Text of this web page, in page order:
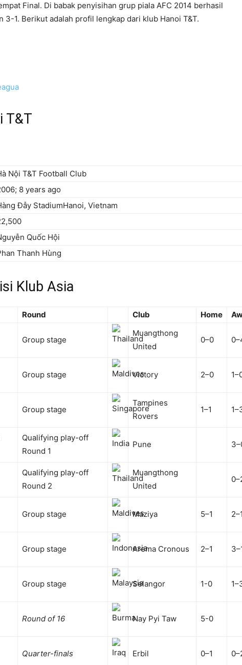
Final. Di babak penyisihan grup piala AFC 2014 berhasil
3-1. Berikut adalah profil lengkap dari klub Hanoi T&T.
T&T
Nội T&T Football Club
; 8 years ago
Đẫy StadiumHanoi, Vietnam
Quốc Hội
Thanh Hùng
Klub Asia
Round Club Home
Group stage
Muangthong
United
0–0
Group stage Victory 2–0
Group stage
Tampines
Rovers
1–1
Qualifying play-off
Round 1
Pune
Qualifying play-off
Round 2
Muangthong
United
Group stage Maziya 5–1 2–1
Group stage Arema Cronous 2–1
Group stage Selangor 1-0
Round of 16 Nay Pyi Taw 5-0
Quarter-finals Erbil 0–1